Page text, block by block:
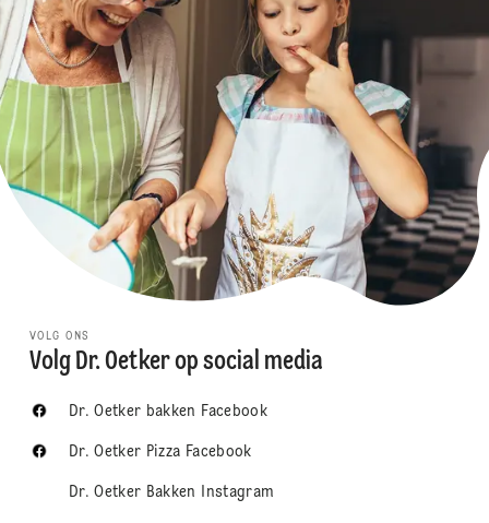
VOLG ONS
Volg Dr. Oetker op social media
Dr. Oetker bakken Facebook
Dr. Oetker Pizza Facebook
Dr. Oetker Bakken Instagram